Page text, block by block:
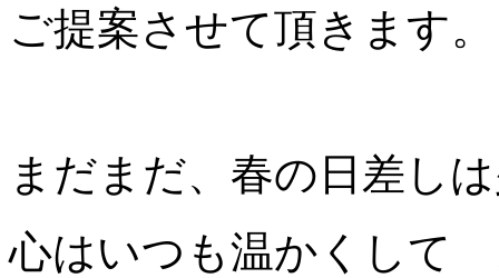
ご提案させて頂きます。
まだまだ、春の日差し
心はいつも温かくして